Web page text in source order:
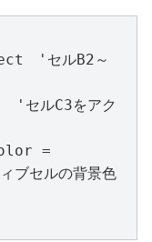
セルの背景色